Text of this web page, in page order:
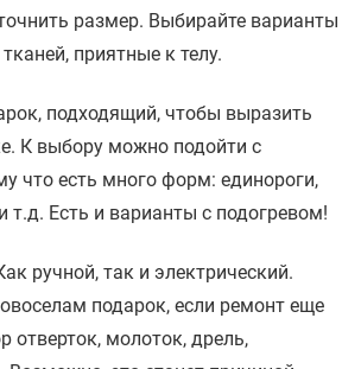
размер. Выбирайте варианты
приятные к телу.
подходящий, чтобы выразить
К выбору можно подойти с
что есть много форм: единороги,
т.д. Есть и варианты с подогревом!
ручной, так и электрический.
подарок, если ремонт еще
отверток, молоток, дрель,